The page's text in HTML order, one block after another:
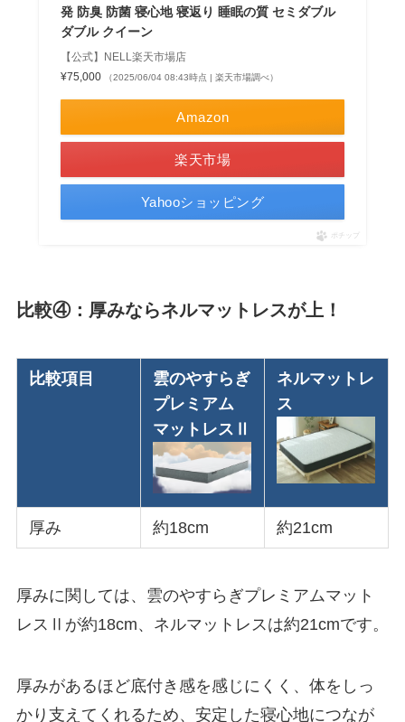
発 防臭 防菌 寝心地 寝返り 睡眠の質 セミダブル
ダブル クイーン
【公式】NELL楽天市場店
¥75,000
（2025/06/04 08:43時点 | 楽天市場調べ）
Amazon
楽天市場
Yahooショッピング
ポチップ
比較④：厚みならネルマットレスが上！
比較項目
雲のやすらぎ
プレミアム
マットレスⅡ
ネルマットレ
ス
厚み 約18cm 約21cm
厚みに関しては、雲のやすらぎプレミアムマット
レスⅡが約18cm、ネルマットレスは約21cmです。
厚みがあるほど底付き感を感じにくく、体をしっ
かり支えてくれるため、安定した寝心地につなが